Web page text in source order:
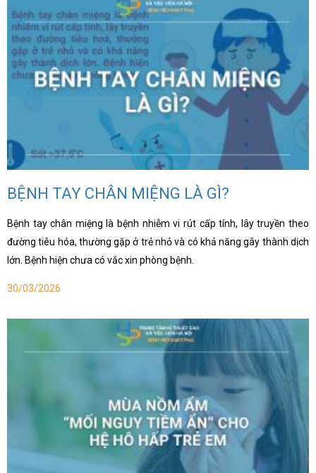
BỆNH TAY CHÂN MIỆNG LÀ GÌ?
Bệnh tay chân miệng là bệnh nhiễm vi rút cấp tính, lây truyền theo
đường tiêu hóa, thường gặp ở trẻ nhỏ và có khả năng gây thành dịch
lớn. Bệnh hiện chưa có vắc xin phòng bệnh.
30/03/2026